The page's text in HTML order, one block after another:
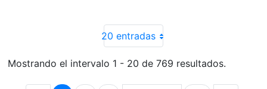
20 entradas
Mostrando el intervalo 1 - 20 de 769 resultados.